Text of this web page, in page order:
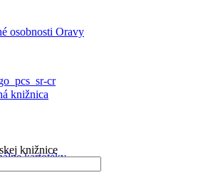
osobnosti Oravy
knižnica
kartotéky
knižnice